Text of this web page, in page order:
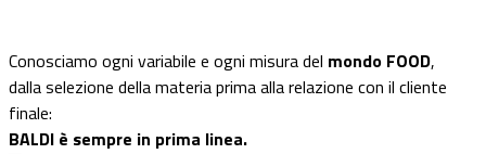
Conosciamo ogni variabile e ogni misura del mondo FOOD,
dalla selezione della materia prima alla relazione con il cliente
finale:
BALDI è sempre in prima linea.